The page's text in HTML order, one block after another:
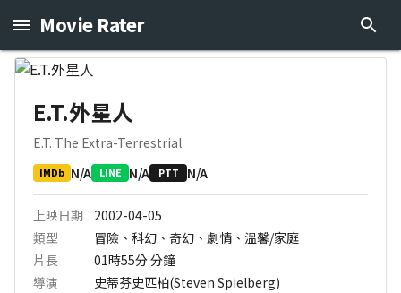
Movie Rater
E.T.外星人
E.T. The Extra-Terrestrial
IMDb N/A LINE N/A PTT N/A
上映日期
2002-04-05
類型
冒險、科幻、奇幻、劇情、溫馨/家庭
片長
01時55分分鐘
導演
史蒂芬史匹柏(Steven Spielberg)